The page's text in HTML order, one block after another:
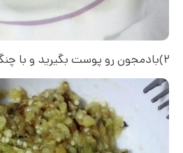
۲)بادمجون رو پوست بگیرید و با چنگال له کنید